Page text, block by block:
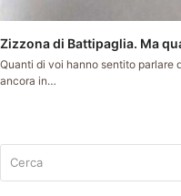
Zizzona di Battipaglia. Ma
Quanti di voi hanno sentito parlare
ancora in…